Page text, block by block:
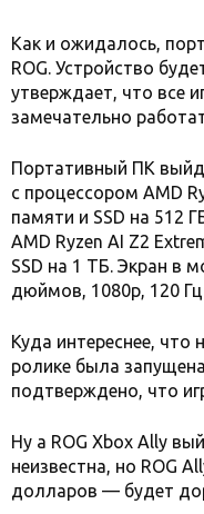
Как и ожидалось,
ROG. Устройство
утверждает, что все
замечательно
Портативный ПК
с процессором AMD
памяти и SSD на 512
AMD Ryzen AI Z2
SSD на 1 ТБ. Экран в
дюймов, 1080p, 120
Куда интереснее, что
ролике была
подтверждено, что
Ну а ROG Xbox Ally
неизвестна, но ROG
долларов — будет